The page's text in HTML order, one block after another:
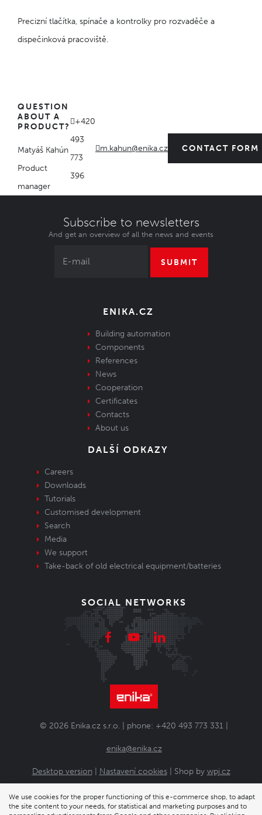
Precizní tlačítka, spínače a kontrolky pro rozvaděče a
dispečinková pracoviště.
QUESTION
ABOUT A
PRODUCT?
Matyáš Kahún
Product
manager
+420
493
773
396
m.kahun@enika.cz CONTACT FORM
Subscribe to newsletters
And get an overview of all the news and events
SUBMIT
ENIKA.CZ
Building automation
Components
References
News
Cooperation
Certificates
Contacts
About us
DALŠÍ ODKAZY
Careers
Downloads
Tutorials
Customised development
Search
Media
We support
Take-back of old electrical equipment/batteries
SOCIAL NETWORKS
© 2026 Enika.cz s.r.o. | phone: +420 493 773 331 |
enika@enika.cz
Desktop version Nastavení cookies| Shop by wpj.cz
We use cookies for the proper functioning of this e-commerce shop, to adapt
the site content to your needs, for statistical and marketing purposes and to